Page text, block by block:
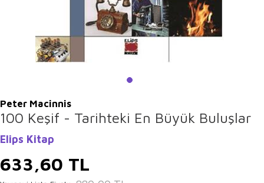
Peter Macinnis
100 Keşif - Tarihteki En Büyük Buluşlar
Elips Kitap
633,60 TL